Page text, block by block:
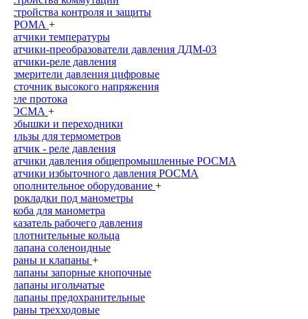
Устройства контроля и защиты
ПРОМА +
Датчики температуры
Датчики-преобразователи давления ДДМ-03
Датчики-реле давления
Измерители давления цифровые
Источник высокого напряжения
Реле протока
РОСМА +
Бобышки и переходники
Гильзы для термометров
Датчик - реле давления
Датчики давления общепромышленныe РОСМА
Датчики избыточного давления РОСМА
Дополнительное оборудование +
Прокладки под манометры
Скоба для манометра
Указатель рабочего давления
Уплотнительные кольца
Клапана соленоидные
Краны и клапаны +
Клапаны запорные кнопочные
Клапаны игольчатые
Клапаны предохранительные
Краны трехходовые